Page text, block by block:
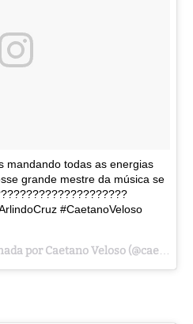
mandando todas as energias
grande mestre da música se
#CaetanoVeloso
Uma publicação compartilhada por Caetano Veloso (@caetanoveloso) em